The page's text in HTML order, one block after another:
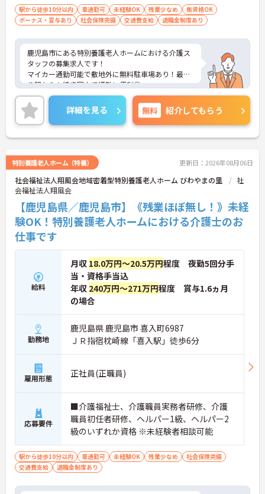
駅から徒歩10分以内 車通勤可 未経験OK 残業少なめ
無資格OK
ボーナス・賞与あり
社会保険完備 交通費支給 退職金制度あり
鹿児島市にある特別養護老人ホームにおける介護ス
タッフの募集求人です！
マイカー通勤可能で敷地外に無料駐車場あり！最寄
り駅からも徒歩圏内で通勤に便利◎
残業がほとんどありませんのでお仕事の後の時間も
有効に使えます！
ご興味ある方には、面接のポイントなど、さらに詳
細をお話致しますのでお気軽にご相談ください。
詳細を見る 無料 紹介してもらう
特別養護老人ホーム（特養） 更新日：2026年08月06日
社会福祉法人翔風会地域密着型特別養護老人ホーム びわやまの里
社
会福祉法人翔風会
【鹿児島県／鹿児島市】《残業ほぼ無し！》未経
験OK！特別養護老人ホームにおける介護士のお
仕事です
給料
月収 18.0万円～20.5万円程度 夜勤5回分手
当・資格手当込
年収 240万円～271万円程度 賞与1.6ヵ月
の場合
勤務地
鹿児島県 鹿児島市 喜入町6987
ＪＲ指宿枕崎線「喜入駅」徒歩6分
雇用形態 正社員(正職員)
応募要件
■介護福祉士、介護職員実務者研修、介護
職員初任者研修、ヘルパー1級、ヘルパー2
級のいずれか資格 ※未経験者相談可能
駅から徒歩10分以内 車通勤可 未経験OK 残業少なめ
社会保険完備
交通費支給
退職金制度あり